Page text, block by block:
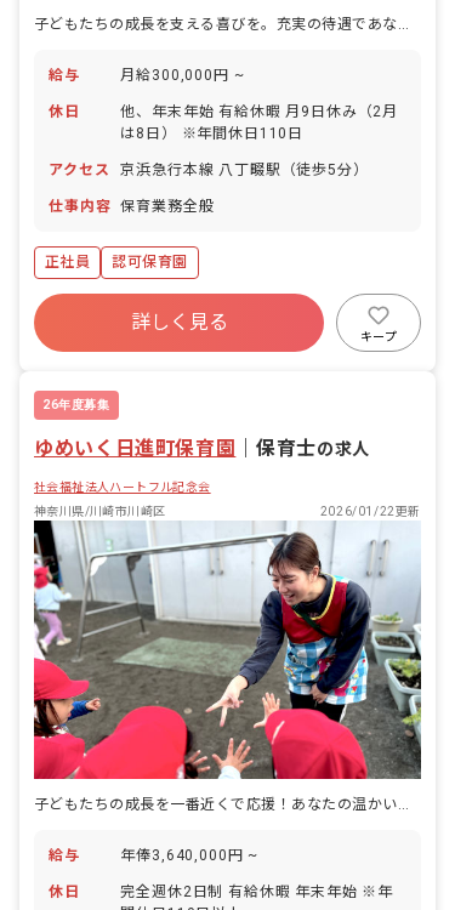
子どもたちの成長を支える喜びを。充実の待遇であなたの未来を応援します！
給与 月給300,000円 ~
休日
他、年末年始 有給休暇 月9日休み（2月
は8日） ※年間休日110日
アクセス 京浜急行本線 八丁畷駅（徒歩5分）
仕事内容 保育業務全般
正社員 認可保育園
詳しく見る
キープ
26年度募集
ゆめいく日進町保育園 ｜保育士の求人
社会福祉法人ハートフル記念会
神奈川県/川崎市川崎区
2026/01/22更新
子どもたちの成長を一番近くで応援！あなたの温かい気持ちが輝く場所
給与 年俸3,640,000円 ~
休日
完全週休2日制 有給休暇 年末年始 ※年